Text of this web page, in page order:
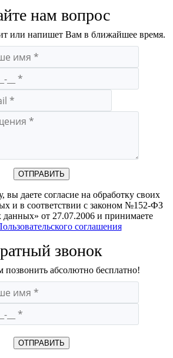
нам вопрос
или напишет Вам в ближайшее время.
даете согласие на обработку своих
и в соответствии с законом №152-ФЗ
от 27.07.2006 и принимаете
соглашения
звонок
абсолютно бесплатно!